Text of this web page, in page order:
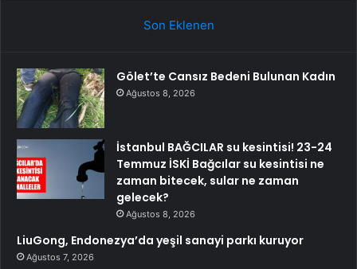
Son Eklenen
Gölet’te Cansız Bedeni Bulunan Kadın
Ağustos 8, 2026
İstanbul BAĞCILAR su kesintisi! 23-24
Temmuz İSKİ Bağcılar su kesintisi ne
zaman bitecek, sular ne zaman
gelecek?
Ağustos 8, 2026
LiuGong, Endonezya’da yeşil sanayi parkı kuruyor
Ağustos 7, 2026